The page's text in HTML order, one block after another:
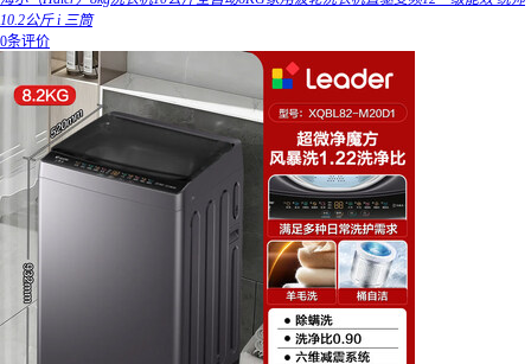
10.2公斤 i 三筒
0条评价